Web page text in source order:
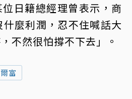
日籍總經理曾表示，商
麼利潤，忍不住喊話大
不然很怕撐不下去」。
富